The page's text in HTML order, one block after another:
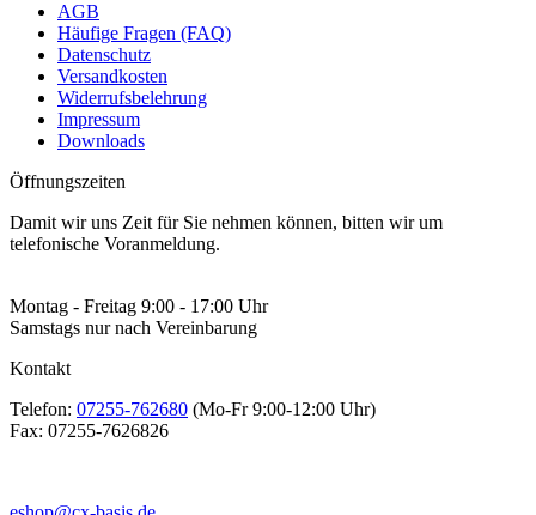
AGB
Häufige Fragen (FAQ)
Datenschutz
Versandkosten
Widerrufsbelehrung
Impressum
Downloads
Öffnungszeiten
Damit wir uns Zeit für Sie nehmen können, bitten wir um
telefonische Voranmeldung.
Montag - Freitag 9:00 - 17:00 Uhr
Samstags nur nach Vereinbarung
Kontakt
Telefon: 07255-762680 (Mo-Fr 9:00-12:00 Uhr)
Fax: 07255-7626826